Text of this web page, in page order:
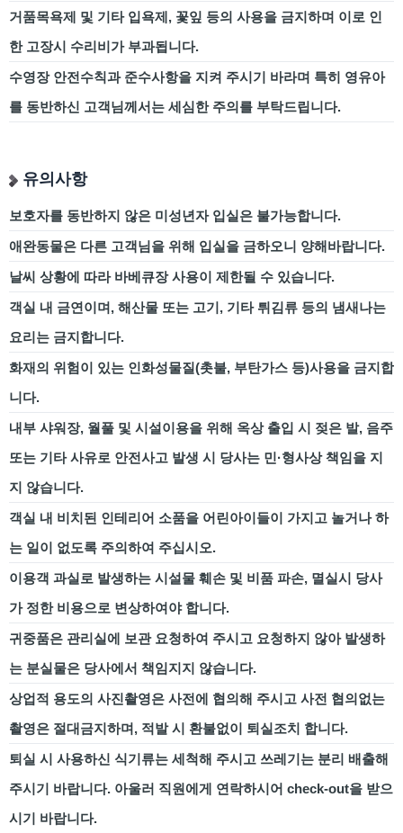
거품목욕제 및 기타 입욕제, 꽃잎 등의 사용을 금지하며 이로 인
한 고장시 수리비가 부과됩니다.
수영장 안전수칙과 준수사항을 지켜 주시기 바라며 특히 영유아
를 동반하신 고객님께서는 세심한 주의를 부탁드립니다.
유의사항
보호자를 동반하지 않은 미성년자 입실은 불가능합니다.
애완동물은 다른 고객님을 위해 입실을 금하오니 양해바랍니다.
날씨 상황에 따라 바베큐장 사용이 제한될 수 있습니다.
객실 내 금연이며, 해산물 또는 고기, 기타 튀김류 등의 냄새나는
요리는 금지합니다.
화재의 위험이 있는 인화성물질(촛불, 부탄가스 등)사용을 금지합
니다.
내부 샤워장, 월풀 및 시설이용을 위해 옥상 출입 시 젖은 발, 음주
또는 기타 사유로 안전사고 발생 시 당사는 민·형사상 책임을 지
지 않습니다.
객실 내 비치된 인테리어 소품을 어린아이들이 가지고 놀거나 하
는 일이 없도록 주의하여 주십시오.
이용객 과실로 발생하는 시설물 훼손 및 비품 파손, 멸실시 당사
가 정한 비용으로 변상하여야 합니다.
귀중품은 관리실에 보관 요청하여 주시고 요청하지 않아 발생하
는 분실물은 당사에서 책임지지 않습니다.
상업적 용도의 사진촬영은 사전에 협의해 주시고 사전 협의없는
촬영은 절대금지하며, 적발 시 환불없이 퇴실조치 합니다.
퇴실 시 사용하신 식기류는 세척해 주시고 쓰레기는 분리 배출해
주시기 바랍니다. 아울러 직원에게 연락하시어 check-out을 받으
시기 바랍니다.